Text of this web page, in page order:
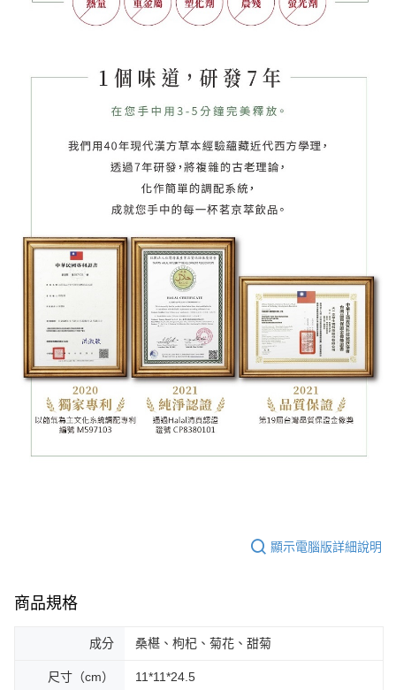
顯示電腦版詳細說明
商品規格
成分 桑椹、枸杞、菊花、甜菊
尺寸（cm） 11*11*24.5